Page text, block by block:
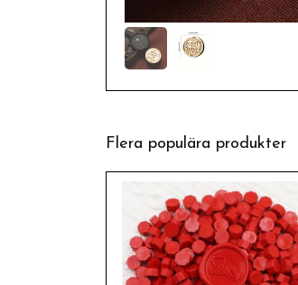
Flera populära produkter